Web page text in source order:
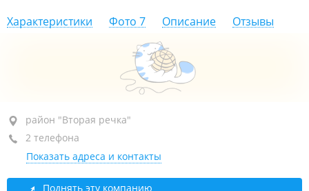
Характеристики Фото 7 Описание Отзывы
район "Вторая речка", ул. Кирова, 11А
1-й этаж, оф. 3
+7 (423) 231-16-33
+7 908 968-07-71
район "Вторая речка"
2 телефона
Показать адреса и контакты
Поднять эту компанию